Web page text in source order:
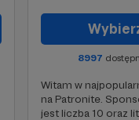
8997
Witam w
na Patronite.
jest liczba 10 oraz